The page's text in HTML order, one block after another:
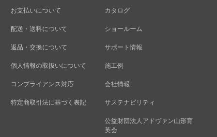
お支払いについて
配送・送料について
返品・交換について
個人情報の取扱いについて
コンプライアンス対応
特定商取引法に基づく表記
カタログ
ショールーム
サポート情報
施工例
会社情報
サステナビリティ
公益財団法人アドヴァン山形育
英会